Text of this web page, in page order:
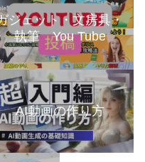
ジェット・文房具・
執筆 You Tube
AI動画の作り方